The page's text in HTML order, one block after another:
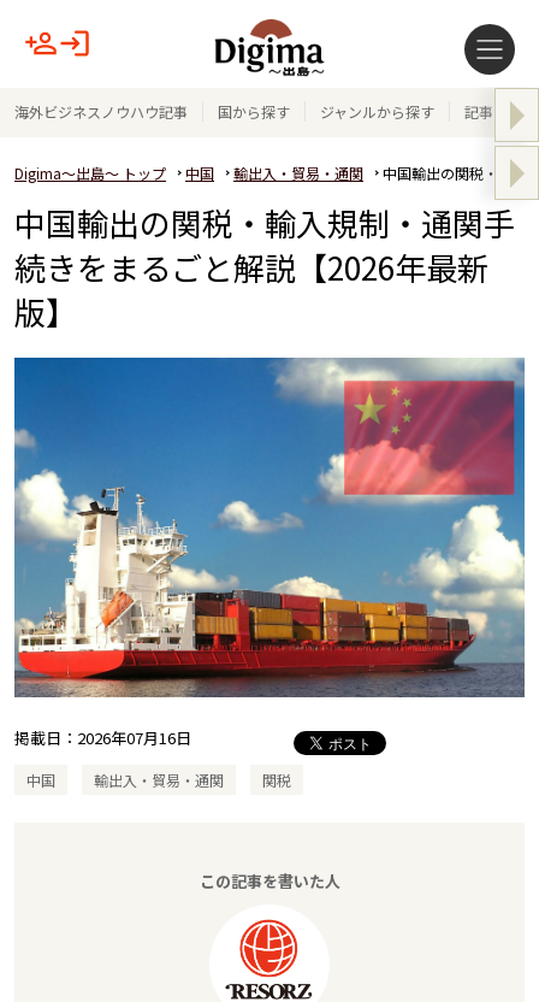
海外ビジネスノウハウ記事 国から探す ジャンルから探す 記事テー
Digima～出島～ トップ 中国 輸出入・貿易・通関 中国輸出の関税・輸入
中国輸出の関税・輸入規制・通関手
続きをまるごと解説【2026年最新
版】
掲載日： 2026年07月16日
中国 輸出入・貿易・通関 関税
この記事を書いた人